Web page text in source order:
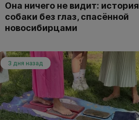
Она ничего не видит: история
собаки без глаз, спасённой
новосибирцами
3 дня назад